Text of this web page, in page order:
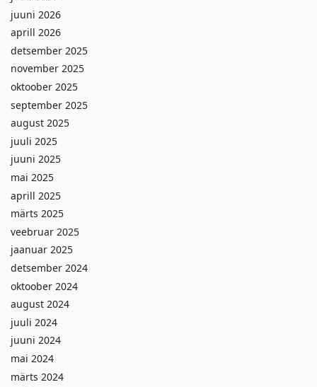
juuni 2026
aprill 2026
detsember 2025
november 2025
oktoober 2025
september 2025
august 2025
juuli 2025
juuni 2025
mai 2025
aprill 2025
märts 2025
veebruar 2025
jaanuar 2025
detsember 2024
oktoober 2024
august 2024
juuli 2024
juuni 2024
mai 2024
märts 2024